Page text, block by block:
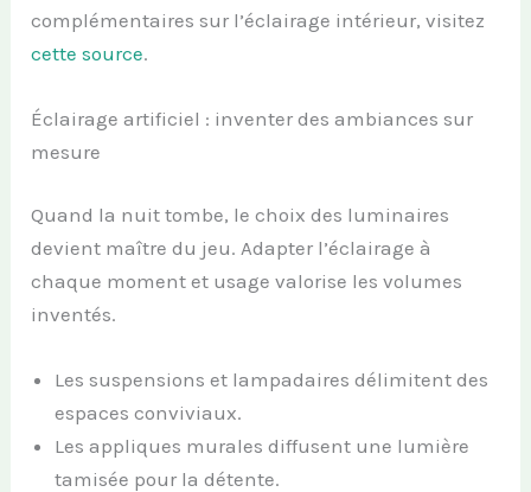
complémentaires sur l’éclairage intérieur, visitez
cette source.
Éclairage artificiel : inventer des ambiances sur
mesure
Quand la nuit tombe, le choix des luminaires
devient maître du jeu. Adapter l’éclairage à
chaque moment et usage valorise les volumes
inventés.
Les suspensions et lampadaires délimitent des
espaces conviviaux.
Les appliques murales diffusent une lumière
tamisée pour la détente.